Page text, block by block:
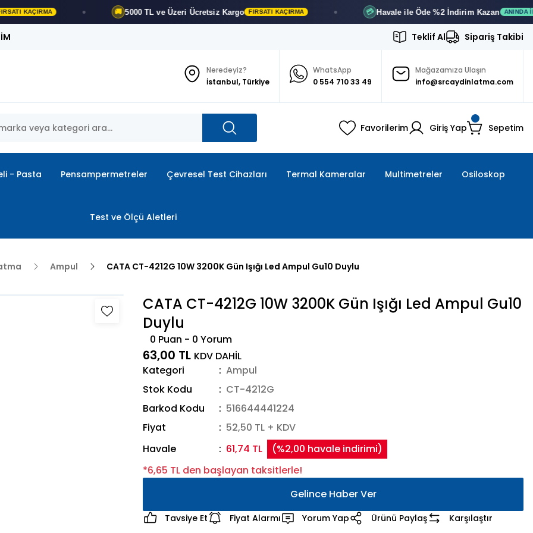
🚚 5000 TL ve ÜzeriÜcretsiz Kargo FIRSATI KAÇIRMA 💳 Havale ile Öde%2 İndirimKazan ANINDA İNDIRIM
Teklif Al Sipariş Takibi
Neredeyiz?
İstanbul, Türkiye
WhatsApp
0 554 710 33 49
Mağazamıza Ulaşın
info@srcaydinlatma.com
Favorilerim Giriş Yap Sepetim
- Pasta Pensampermetreler Çevresel Test Cihazları Termal Kameralar Multimetreler Osiloskop
Test ve Ölçü Aletleri
Ampul CATA CT-4212G 10W 3200K Gün Işığı Led Ampul Gu10 Duylu
CATA CT-4212G 10W 3200K Gün Işığı Led Ampul Gu10
Duylu
0 Puan - 0 Yorum
63,00 TL KDV DAHİL
Kategori
Ampul
Stok Kodu
CT-4212G
Barkod Kodu
516644441224
Fiyat
52,50 TL + KDV
Havale
61,74 TL
(%2,00 havale indirimi)
*6,65 TL den başlayan taksitlerle!
Gelince Haber Ver
Tavsiye Et Fiyat Alarmı Yorum Yap Ürünü Paylaş Karşılaştır